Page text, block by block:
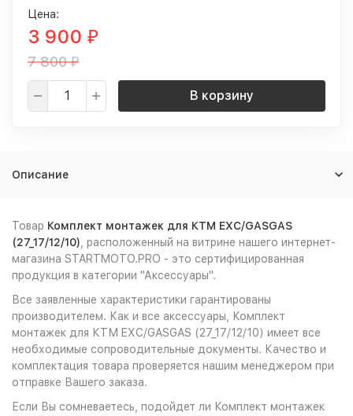
Цена:
3 900 ₽
7 800₽
В корзину
Описание
Товар Комплект монтажек для КТМ EXC/GASGAS
(27_17/12/10) , расположенный на витрине нашего интернет-
магазина STARTMOTO.PRO - это сертифицированная
продукция в категории "Аксессуары".
Все заявленные характеристики гарантированы
производителем. Как и все аксессуары, Комплект
монтажек для КТМ EXC/GASGAS (27_17/12/10) имеет все
необходимые сопроводительные документы. Качество и
комплектация товара проверяется нашим менеджером при
отправке Вашего заказа.
Если Вы сомневаетесь, подойдет ли Комплект монтажек